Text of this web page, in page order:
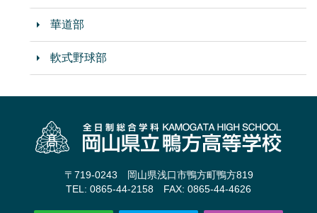
華道部
軟式野球部
〒719-0243 岡山県浅口市鴨方町鴨方819
TEL: 0865-44-2158 FAX: 0865-44-4626